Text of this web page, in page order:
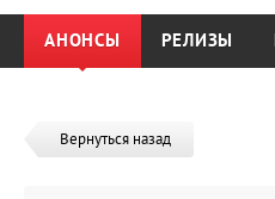
АНОНСЫ РЕЛИЗЫ
Вернуться назад